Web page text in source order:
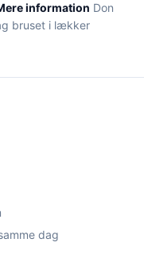
information Don
bruset i lækker
dag